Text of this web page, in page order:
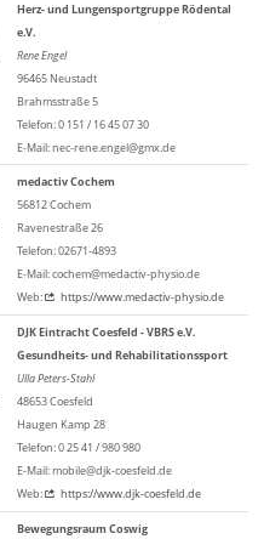
Herz- und Lungensportgruppe Rödental
e.V.
Rene Engel
96465 Neustadt
Brahmsstraße 5
Telefon: 0 151 / 16 45 07 30
E-Mail: nec-rene.engel@gmx.de
medactiv Cochem
56812 Cochem
Ravenestraße 26
Telefon: 02671-4893
E-Mail: cochem@medactiv-physio.de
Web:
https://www.medactiv-physio.de
DJK Eintracht Coesfeld - VBRS e.V.
Gesundheits- und Rehabilitationssport
Ulla Peters-Stahl
48653 Coesfeld
Haugen Kamp 28
Telefon: 0 25 41 / 980 980
E-Mail: mobile@djk-coesfeld.de
Web:
https://www.djk-coesfeld.de
Bewegungsraum Coswig